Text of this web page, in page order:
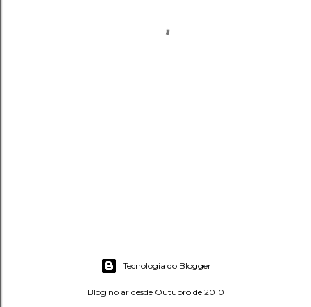
Tecnologia do Blogger
Blog no ar desde Outubro de 2010